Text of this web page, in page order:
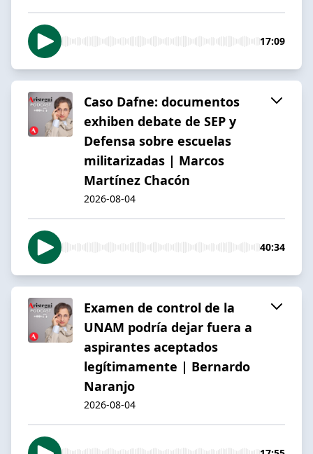
17:09
Caso Dafne: documentos
exhiben debate de SEP y
Defensa sobre escuelas
militarizadas | Marcos
Martínez Chacón
2026-08-04
40:34
Examen de control de la
UNAM podría dejar fuera a
aspirantes aceptados
legítimamente | Bernardo
Naranjo
2026-08-04